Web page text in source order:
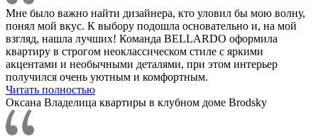
Мне было важно найти дизайнера, кто уловил бы мою волну,
понял мой вкус. К выбору подошла основательно и, на мой
взгляд, нашла лучших! Команда BELLARDO оформила
квартиру в строгом неоклассическом стиле с яркими
акцентами и необычными деталями, при этом интерьер
получился очень уютным и комфортным.
Читать полностью
Оксана Владелица квартиры в клубном доме Brodsky